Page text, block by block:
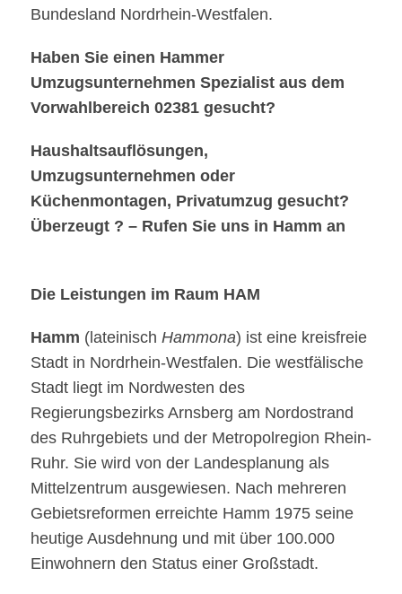
Bundesland Nordrhein-Westfalen.
Haben Sie einen Hammer
Umzugsunternehmen Spezialist aus dem
Vorwahlbereich 02381 gesucht?
Haushaltsauflösungen,
Umzugsunternehmen oder
Küchenmontagen, Privatumzug gesucht?
Überzeugt ? – Rufen Sie uns in Hamm an
Die Leistungen im Raum HAM
Hamm (lateinisch Hammona) ist eine kreisfreie
Stadt in Nordrhein-Westfalen. Die westfälische
Stadt liegt im Nordwesten des
Regierungsbezirks Arnsberg am Nordostrand
des Ruhrgebiets und der Metropolregion Rhein-
Ruhr. Sie wird von der Landesplanung als
Mittelzentrum ausgewiesen. Nach mehreren
Gebietsreformen erreichte Hamm 1975 seine
heutige Ausdehnung und mit über 100.000
Einwohnern den Status einer Großstadt.